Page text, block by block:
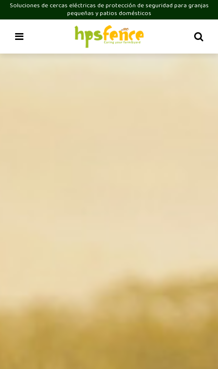
Soluciones de cercas eléctricas de protección de seguridad para granjas
pequeñas y patios domésticos